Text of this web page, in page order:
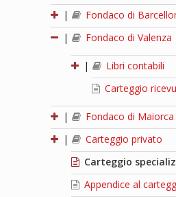
|
Fondaco di
|
Fondaco di Valenza
|
Libri contabili
Carteggio
|
Fondaco di Maiorca
|
Carteggio privato
Carteggio
Appendice al